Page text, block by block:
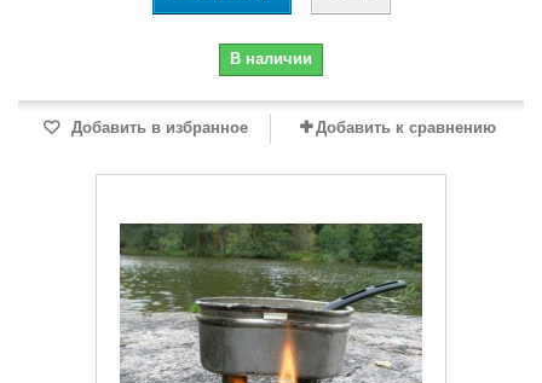
В наличии
Добавить в избранное Добавить к сравнению